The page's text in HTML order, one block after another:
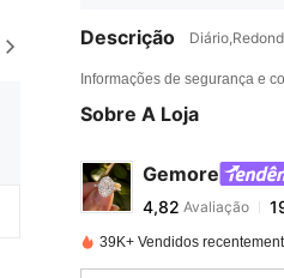
Descrição
Informações de segurança e
Sobre A Loja
Gemore
4,82
4,82
4,82 Avaliação
l***3pago1
39K+ Vendidos